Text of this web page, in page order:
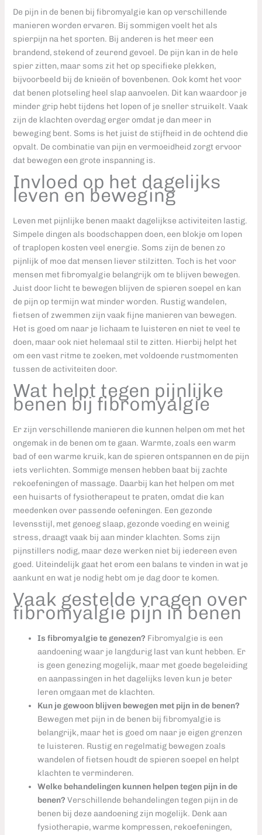
De pijn in de benen bij fibromyalgie kan op verschillende
manieren worden ervaren. Bij sommigen voelt het als
spierpijn na het sporten. Bij anderen is het meer een
brandend, stekend of zeurend gevoel. De pijn kan in de hele
spier zitten, maar soms zit het op specifieke plekken,
bijvoorbeeld bij de knieën of bovenbenen. Ook komt het voor
dat benen plotseling heel slap aanvoelen. Dit kan waardoor je
minder grip hebt tijdens het lopen of je sneller struikelt. Vaak
zijn de klachten overdag erger omdat je dan meer in
beweging bent. Soms is het juist de stijfheid in de ochtend die
opvalt. De combinatie van pijn en vermoeidheid zorgt ervoor
dat bewegen een grote inspanning is.
Invloed op het dagelijks
leven en beweging
Leven met pijnlijke benen maakt dagelijkse activiteiten lastig.
Simpele dingen als boodschappen doen, een blokje om lopen
of traplopen kosten veel energie. Soms zijn de benen zo
pijnlijk of moe dat mensen liever stilzitten. Toch is het voor
mensen met fibromyalgie belangrijk om te blijven bewegen.
Juist door licht te bewegen blijven de spieren soepel en kan
de pijn op termijn wat minder worden. Rustig wandelen,
fietsen of zwemmen zijn vaak fijne manieren van bewegen.
Het is goed om naar je lichaam te luisteren en niet te veel te
doen, maar ook niet helemaal stil te zitten. Hierbij helpt het
om een vast ritme te zoeken, met voldoende rustmomenten
tussen de activiteiten door.
Wat helpt tegen pijnlijke
benen bij fibromyalgie
Er zijn verschillende manieren die kunnen helpen om met het
ongemak in de benen om te gaan. Warmte, zoals een warm
bad of een warme kruik, kan de spieren ontspannen en de pijn
iets verlichten. Sommige mensen hebben baat bij zachte
rekoefeningen of massage. Daarbij kan het helpen om met
een huisarts of fysiotherapeut te praten, omdat die kan
meedenken over passende oefeningen. Een gezonde
levensstijl, met genoeg slaap, gezonde voeding en weinig
stress, draagt vaak bij aan minder klachten. Soms zijn
pijnstillers nodig, maar deze werken niet bij iedereen even
goed. Uiteindelijk gaat het erom een balans te vinden in wat je
aankunt en wat je nodig hebt om je dag door te komen.
Vaak gestelde vragen over
fibromyalgie pijn in benen
Is fibromyalgie te genezen? Fibromyalgie is een
aandoening waar je langdurig last van kunt hebben. Er
is geen genezing mogelijk, maar met goede begeleiding
en aanpassingen in het dagelijks leven kun je beter
leren omgaan met de klachten.
Kun je gewoon blijven bewegen met pijn in de benen?
Bewegen met pijn in de benen bij fibromyalgie is
belangrijk, maar het is goed om naar je eigen grenzen
te luisteren. Rustig en regelmatig bewegen zoals
wandelen of fietsen houdt de spieren soepel en helpt
klachten te verminderen.
Welke behandelingen kunnen helpen tegen pijn in de
benen? Verschillende behandelingen tegen pijn in de
benen bij deze aandoening zijn mogelijk. Denk aan
fysiotherapie, warme kompressen, rekoefeningen,